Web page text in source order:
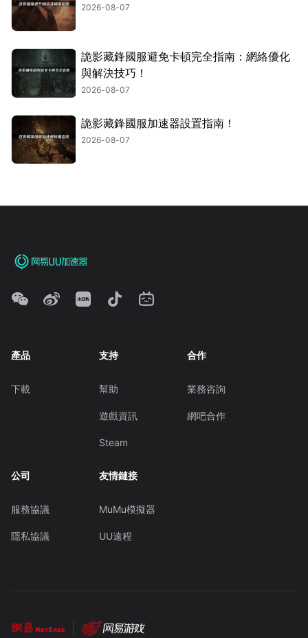
2026-08-07
詭影藏鋒國服避免卡頓完全指南：網絡優化
與解決技巧！
2026-08-07
詭影藏鋒國服加速器設置指南！
2026-08-07
產品
下載
支持
幫助
遊戲資訊
Steam
合作
業務咨詢
網吧合作
公司
服務協議
隱私協議
友情鏈接
MuMu模擬器
UU遠程